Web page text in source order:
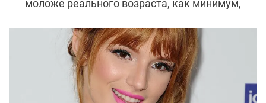
моложе реального возраста, как минимум,
увлечении пластикой и «уколами красоты»
ее точно упрекнуть нельзя. Все дело в
тщательном и регулярном уходе за собой.
Давайтесь узнаем, какие бьюти-ритуалы
предпочитает Ольга Орлова и возьмем их